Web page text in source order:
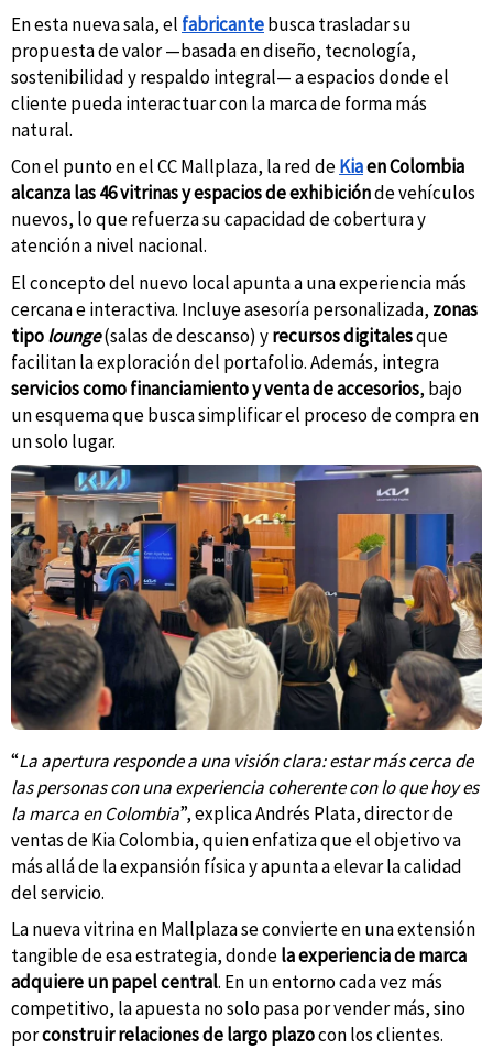
En esta nueva sala, el fabricantebusca trasladar su
propuesta de valor —basada en diseño, tecnología,
sostenibilidad y respaldo integral— a espacios donde el
cliente pueda interactuar con la marca de forma más
natural.
Con el punto en el CC Mallplaza, la red deKiaen Colombia
alcanza las 46 vitrinas y espacios de exhibiciónde vehículos
nuevos, lo que refuerza su capacidad de cobertura y
atención a nivel nacional.
El concepto del nuevo local apunta a una experiencia más
cercana e interactiva. Incluye asesoría personalizada, zonas
tipolounge(salas de descanso) yrecursos digitalesque
facilitan la exploración del portafolio. Además, integra
servicios como financiamiento y venta de accesorios, bajo
un esquema que busca simplificar el proceso de compra en
un solo lugar.
“La apertura responde a una visión clara: estar más cerca de
las personas con una experiencia coherente con lo que hoy es
la marca en Colombia”, explica Andrés Plata, director de
ventas de Kia Colombia, quien enfatiza que el objetivo va
más allá de la expansión física y apunta a elevar la calidad
del servicio.
La nueva vitrina en Mallplaza se convierte en una extensión
tangible de esa estrategia, dondela experiencia de marca
adquiere un papel central. En un entorno cada vez más
competitivo, la apuesta no solo pasa por vender más, sino
porconstruir relaciones de largo plazocon los clientes.